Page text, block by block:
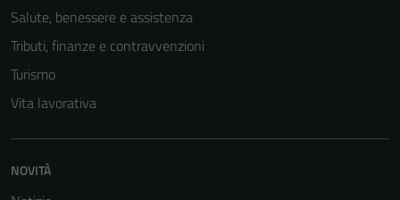
Salute, benessere e assistenza
Tributi, finanze e contravvenzioni
Turismo
Vita lavorativa
NOVITÀ